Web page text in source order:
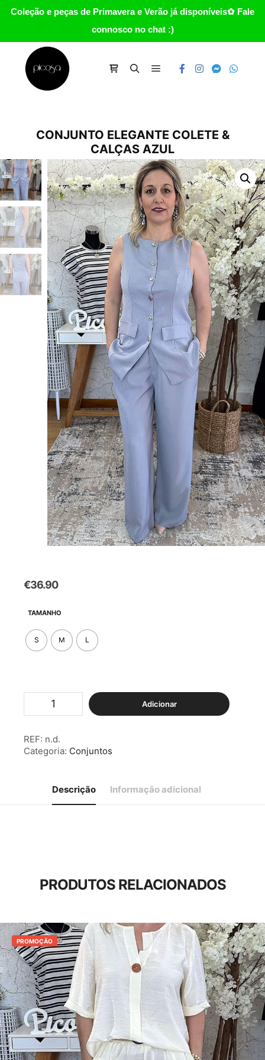
Coleção e peças de Primavera e Verão já disponíveis✿ Fale
connosco no chat :)
CONJUNTO ELEGANTE COLETE &
CALÇAS AZUL
€36.90
TAMANHO
S M L
Conjunto
Colete
&
Adicionar
REF: n.d.
Categoria: Conjuntos
Descrição Informação adicional
PRODUTOS RELACIONADOS
PROMOÇÃO